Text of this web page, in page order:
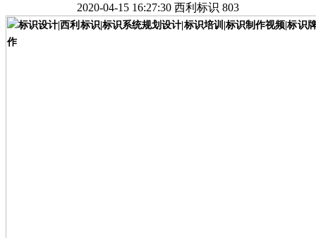
2020-04-15 16:27:30 西利标识 803